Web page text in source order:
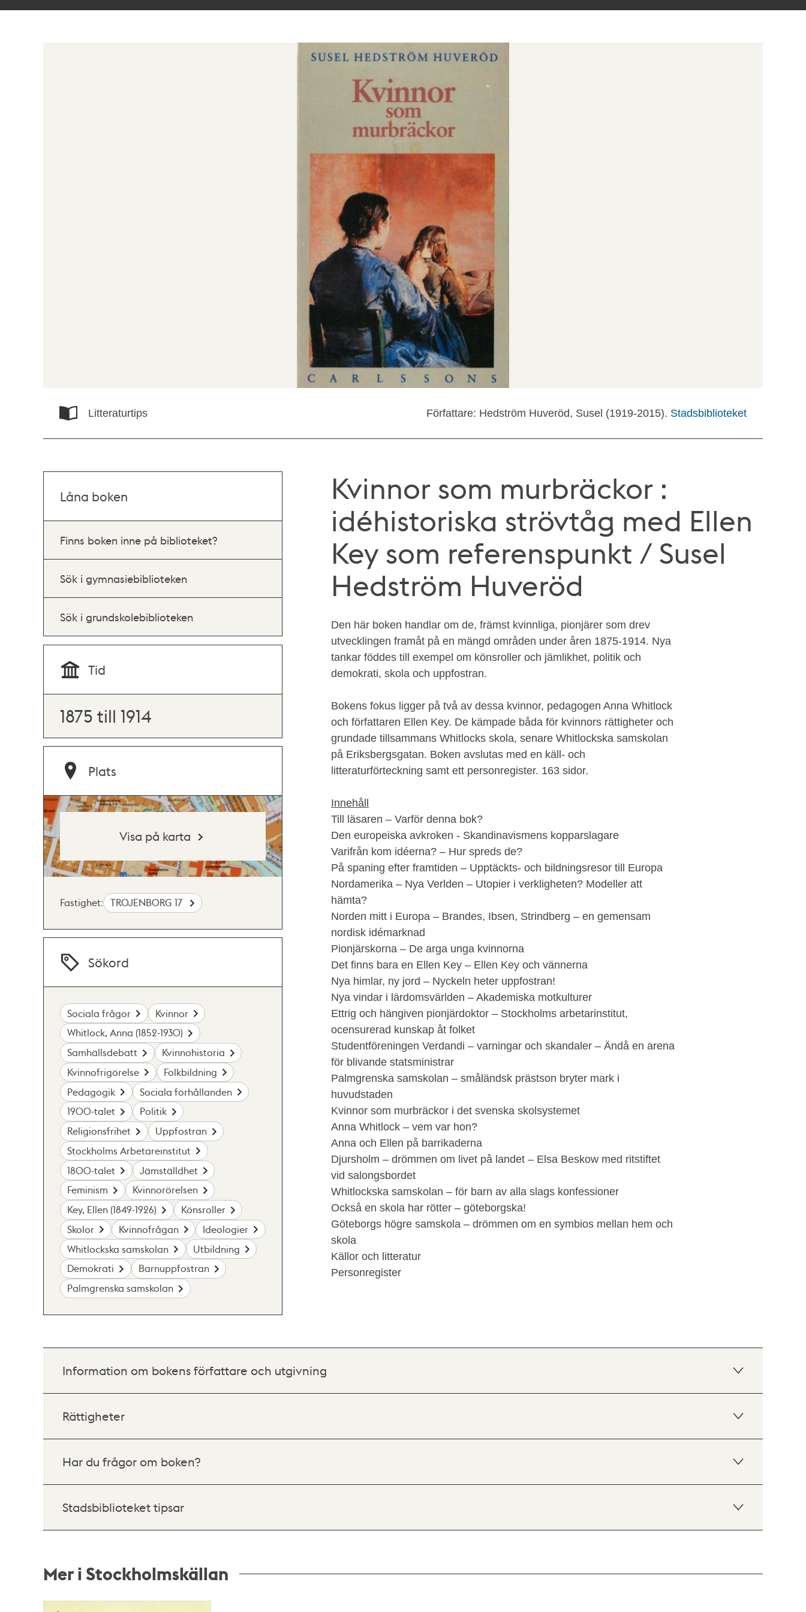
Litteraturtips Författare: Hedström Huveröd, Susel (1919-2015). Stadsbiblioteket
Kvinnor som murbräckor :
idéhistoriska strövtåg med Ellen
Key som referenspunkt / Susel
Hedström Huveröd
Den här boken handlar om de, främst kvinnliga, pionjärer som drev
utvecklingen framåt på en mängd områden under åren 1875-1914. Nya
tankar föddes till exempel om könsroller och jämlikhet, politik och
demokrati, skola och uppfostran.
Bokens fokus ligger på två av dessa kvinnor, pedagogen Anna Whitlock
och författaren Ellen Key. De kämpade båda för kvinnors rättigheter och
grundade tillsammans Whitlocks skola, senare Whitlockska samskolan
på Eriksbergsgatan. Boken avslutas med en käll- och
litteraturförteckning samt ett personregister. 163 sidor.
Innehåll
Till läsaren – Varför denna bok?
Den europeiska avkroken - Skandinavismens kopparslagare
Varifrån kom idéerna? – Hur spreds de?
På spaning efter framtiden – Upptäckts- och bildningsresor till Europa
Nordamerika – Nya Verlden – Utopier i verkligheten? Modeller att
hämta?
Norden mitt i Europa – Brandes, Ibsen, Strindberg – en gemensam
nordisk idémarknad
Pionjärskorna – De arga unga kvinnorna
Det finns bara en Ellen Key – Ellen Key och vännerna
Nya himlar, ny jord – Nyckeln heter uppfostran!
Nya vindar i lärdomsvärlden – Akademiska motkulturer
Ettrig och hängiven pionjärdoktor – Stockholms arbetarinstitut,
ocensurerad kunskap åt folket
Studentföreningen Verdandi – varningar och skandaler – Ändå en arena
för blivande statsministrar
Palmgrenska samskolan – småländsk prästson bryter mark i
huvudstaden
Kvinnor som murbräckor i det svenska skolsystemet
Anna Whitlock – vem var hon?
Anna och Ellen på barrikaderna
Djursholm – drömmen om livet på landet – Elsa Beskow med ritstiftet
vid salongsbordet
Whitlockska samskolan – för barn av alla slags konfessioner
Också en skola har rötter – göteborgska!
Göteborgs högre samskola – drömmen om en symbios mellan hem och
skola
Källor och litteratur
Personregister
Låna boken
Finns boken inne på biblioteket?
Sök i gymnasiebiblioteken
Sök i grundskolebiblioteken
Tid
1875 till 1914
Plats
Visa på karta
Fastighet: TROJENBORG 17
Sökord
Sociala frågor
Kvinnor
Whitlock, Anna (1852-1930)
Samhällsdebatt
Kvinnohistoria
Kvinnofrigörelse
Folkbildning
Pedagogik
Sociala förhållanden
1900-talet
Politik
Religionsfrihet
Uppfostran
Stockholms Arbetareinstitut
1800-talet
Jämställdhet
Feminism
Kvinnorörelsen
Key, Ellen (1849-1926)
Könsroller
Skolor
Kvinnofrågan
Ideologier
Whitlockska samskolan
Utbildning
Demokrati
Barnuppfostran
Palmgrenska samskolan
Information om bokens författare och utgivning
Rättigheter
Har du frågor om boken?
Stadsbiblioteket tipsar
Mer i Stockholmskällan